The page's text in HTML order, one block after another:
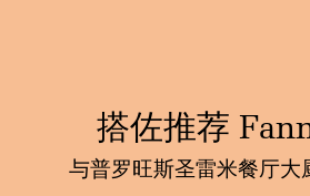
搭佐推荐
与普罗旺斯圣雷米餐厅